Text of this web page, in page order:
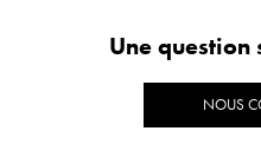
Une question
NOUS